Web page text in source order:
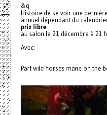
&q
Histoire de se voir une
annuel dépendant du
prix libre
au salon le 21 décembre à 21
Avec:
Part wild horses mane on the